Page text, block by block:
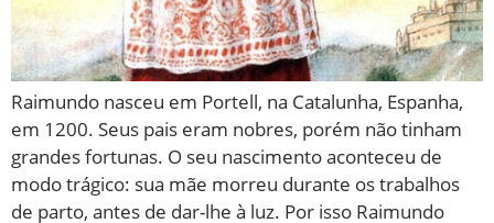
Raimundo nasceu em Portell, na Catalunha, Espanha,
em 1200. Seus pais eram nobres, porém não tinham
grandes fortunas. O seu nascimento aconteceu de
modo trágico: sua mãe morreu durante os trabalhos
de parto, antes de dar-lhe à luz. Por isso Raimundo